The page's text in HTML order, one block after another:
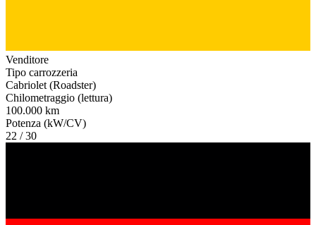
Venditore
Tipo carrozzeria
Cabriolet (Roadster)
Chilometraggio (lettura)
100.000 km
Potenza (kW/CV)
22 / 30